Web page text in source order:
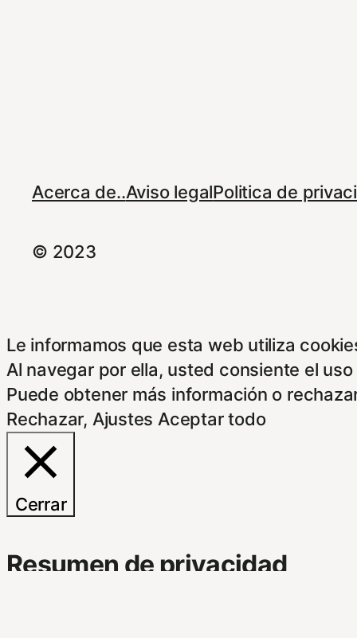
Acerca de..Aviso legalPolitica de
© 2023
Le informamos que esta web utiliza
Al navegar por ella, usted consiente el
Puede obtener más información o
Rechazar, Ajustes Aceptar todo
Cerrar
Resumen de privacidad